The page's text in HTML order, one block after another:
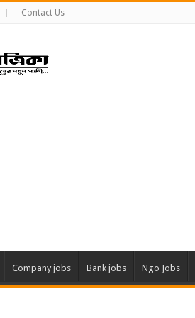
Contact Us
Company jobs Bank jobs Ngo Jobs